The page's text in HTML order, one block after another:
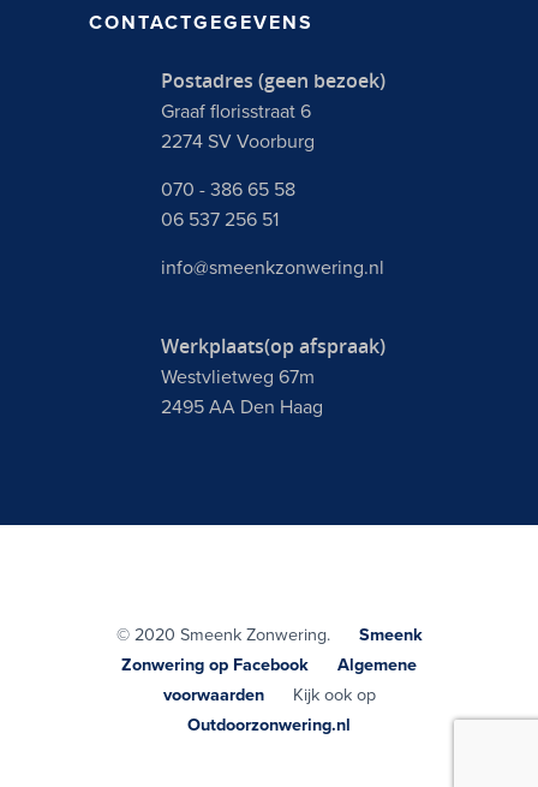
CONTACTGEGEVENS
Postadres (geen bezoek)
Graaf florisstraat 6
2274 SV Voorburg
070 - 386 65 58
06 537 256 51
info@smeenkzonwering.nl
Werkplaats(op afspraak)
Westvlietweg 67m
2495 AA Den Haag
© 2020 Smeenk Zonwering. Smeenk
Zonwering op Facebook
Algemene
voorwaardenKijk ook op
Outdoorzonwering.nl